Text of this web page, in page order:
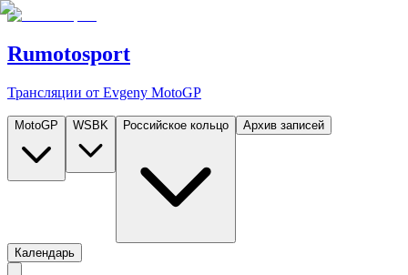
Rumotosport
Трансляции от Evgeny MotoGP
MotoGP WSBK Российское кольцо Архив записей
Календарь